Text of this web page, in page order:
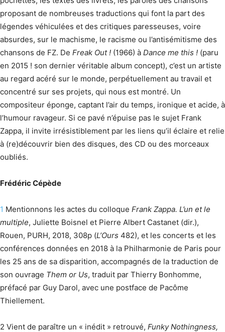
proposant de nombreuses traductions qui font la part des
légendes véhiculées et des critiques paresseuses, voire
absurdes, sur le machisme, le racisme ou l’antisémitisme des
chansons de FZ. De Freak Out ! (1966) à Dance me this ! (paru
en 2015 ! son dernier véritable album concept), c’est un artiste
au regard acéré sur le monde, perpétuellement au travail et
concentré sur ses projets, qui nous est montré. Un
compositeur éponge, captant l’air du temps, ironique et acide, à
l’humour ravageur. Si ce pavé n’épuise pas le sujet Frank
Zappa, il invite irrésistiblement par les liens qu’il éclaire et relie
à (re)découvrir bien des disques, des CD ou des morceaux
oubliés.
Frédéric Cépède
1 Mentionnons les actes du colloque Frank Zappa. L’un et le
multiple, Juliette Boisnel et Pierre Albert Castanet (dir.),
Rouen, PURH, 2018, 308p (L’Ours 482), et les concerts et les
conférences données en 2018 à la Philharmonie de Paris pour
les 25 ans de sa disparition, accompagnés de la traduction de
son ouvrage Them or Us, traduit par Thierry Bonhomme,
préfacé par Guy Darol, avec une postface de Pacôme
Thiellement.
2 Vient de paraître un « inédit » retrouvé, Funky Nothingness,